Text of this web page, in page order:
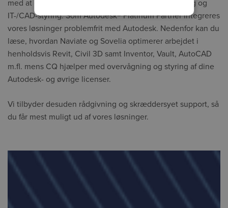
med at optimere BIM, digitalisering, produktudvikling og
IT-/CAD-styring. Som Autodesk® Platinum Partner integreres
vores løsninger problemfrit med Autodesk. Nedenfor kan du
læse, hvordan Naviate og Sovelia optimerer arbejdet i
henholdsvis Revit, Civil 3D samt Inventor, Vault, AutoCAD
m.fl. mens CQ hjælper med overvågning og styring af dine
Autodesk- og øvrige licenser.
Vi tilbyder desuden rådgivning og skræddersyet support, så
du får mest muligt ud af vores løsninger.